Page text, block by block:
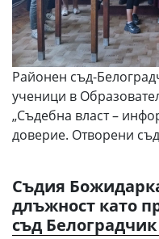
Районен съд-
ученици в
„Съдебна власт –
доверие. Отворени
Съдия
длъжност като
съд Белоградчик